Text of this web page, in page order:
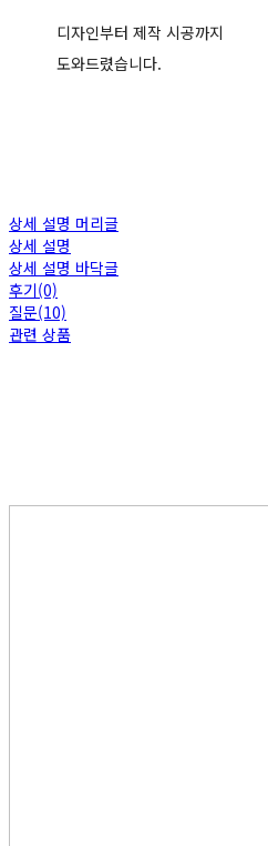
디자인부터 제작 시공까지
도와드렸습니다.
상세 설명 머리글
상세 설명
상세 설명 바닥글
후기(0)
질문(10)
관련 상품